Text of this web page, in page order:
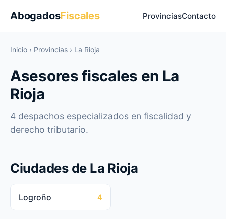
AbogadosFiscales ProvinciasContacto
Inicio › Provincias › La Rioja
Asesores fiscales en La
Rioja
4 despachos especializados en fiscalidad y
derecho tributario.
Ciudades de La Rioja
Logroño 4